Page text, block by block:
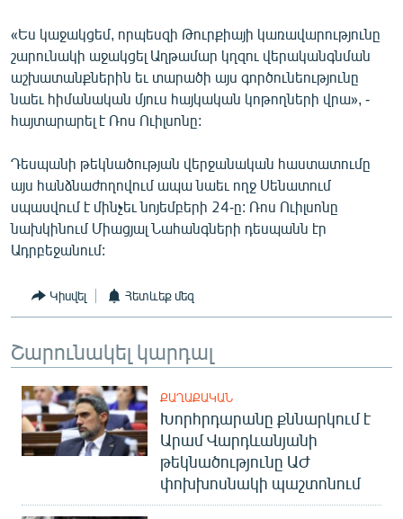
«Ես կաջակցեմ, որպեսզի Թուրքիայի կառավարությունը
շարունակի աջակցել Աղթամար կղզու վերականգնման
աշխատանքներին եւ տարածի այս գործունեությունը
նաեւ հիմանական մյուս հայկական կոթողների վրա», -
հայտարարել է Ռոս Ուիլսոնը:
Դեսպանի թեկնածության վերջանական հաստատումը
այս հանձնաժողովում ապա նաեւ ողջ Սենատում
սպասվում է մինչեւ նոյեմբերի 24-ը: Ռոս Ուիլսոնը
նախկինում Միացյալ Նահանգների դեսպանն էր
Ադրբեջանում:
Կիսվել Հետևեք մեզ
Շարունակել կարդալ
ՔԱՂԱՔԱԿԱՆ
Խորհրդարանը քննարկում է
Արամ Վարդևանյանի
թեկնածությունը ԱԺ
փոխխոսնակի պաշտոնում